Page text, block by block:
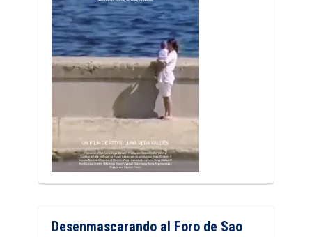
Desenmascarando al Foro de Sao